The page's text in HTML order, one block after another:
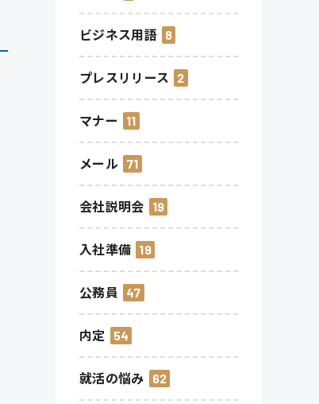
ビジネス用語 8
プレスリリース 2
マナー 11
メール 71
会社説明会 19
入社準備 19
公務員 47
内定 54
就活の悩み 62